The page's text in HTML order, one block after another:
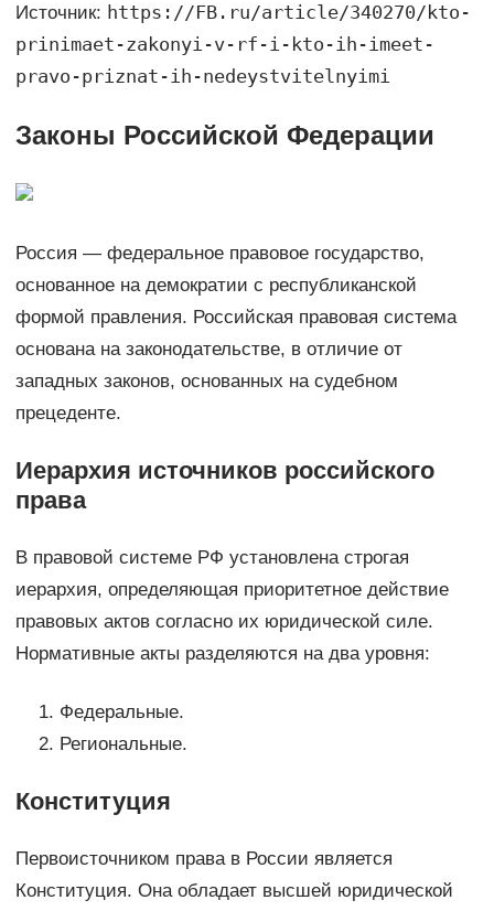
Источник: https://FB.ru/article/340270/kto-
prinimaet-zakonyi-v-rf-i-kto-ih-imeet-
pravo-priznat-ih-nedeystvitelnyimi
Законы Российской Федерации
Россия — федеральное правовое государство,
основанное на демократии с республиканской
формой правления. Российская правовая система
основана на законодательстве, в отличие от
западных законов, основанных на судебном
прецеденте.
Иерархия источников российского
права
В правовой системе РФ установлена строгая
иерархия, определяющая приоритетное действие
правовых актов согласно их юридической силе.
Нормативные акты разделяются на два уровня:
Федеральные.
Региональные.
Конституция
Первоисточником права в России является
Конституция. Она обладает высшей юридической